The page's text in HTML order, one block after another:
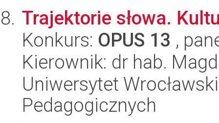
Trajektorie słowa.
Konkurs: OPUS 13 ,
Kierownik: dr hab.
Uniwersytet
Pedagogicznych